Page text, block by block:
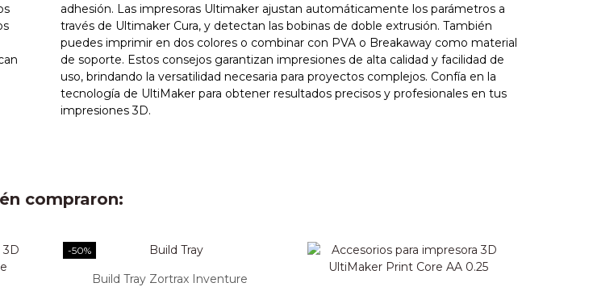
adhesión. Las impresoras Ultimaker ajustan automáticamente los parámetros a
través de Ultimaker Cura, y detectan las bobinas de doble extrusión. También
puedes imprimir en dos colores o combinar con PVA o Breakaway como material
de soporte. Estos consejos garantizan impresiones de alta calidad y facilidad de
uso, brindando la versatilidad necesaria para proyectos complejos. Confía en la
tecnología de UltiMaker para obtener resultados precisos y profesionales en tus
impresiones 3D.
compraron:
-50%
Build Tray Zortrax Inventure